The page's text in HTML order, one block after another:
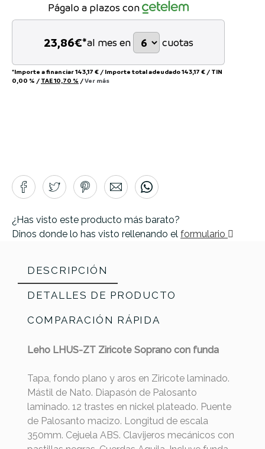
Págalo a plazos con
23,86€*al mes en cuotas
*Importe a financiar143,17 € / Importe total adeudado143,17 € / TIN
0,00 % / TAE10,70 % /Ver más
¿Has visto este producto más barato?
Dinos donde lo has visto rellenando el formulario
DESCRIPCIÓN
DETALLES DE PRODUCTO
COMPARACIÓN RÁPIDA
Leho LHUS-ZT Ziricote Soprano con funda
Tapa, fondo plano y aros en Ziricote laminado.
Mástil de Nato. Diapasón de Palosanto
laminado. 12 trastes en nickel plateado. Puente
de Palosanto macizo. Longitud de escala
350mm. Cejuela ABS. Clavijeros mecánicos con
Leho Cordoba